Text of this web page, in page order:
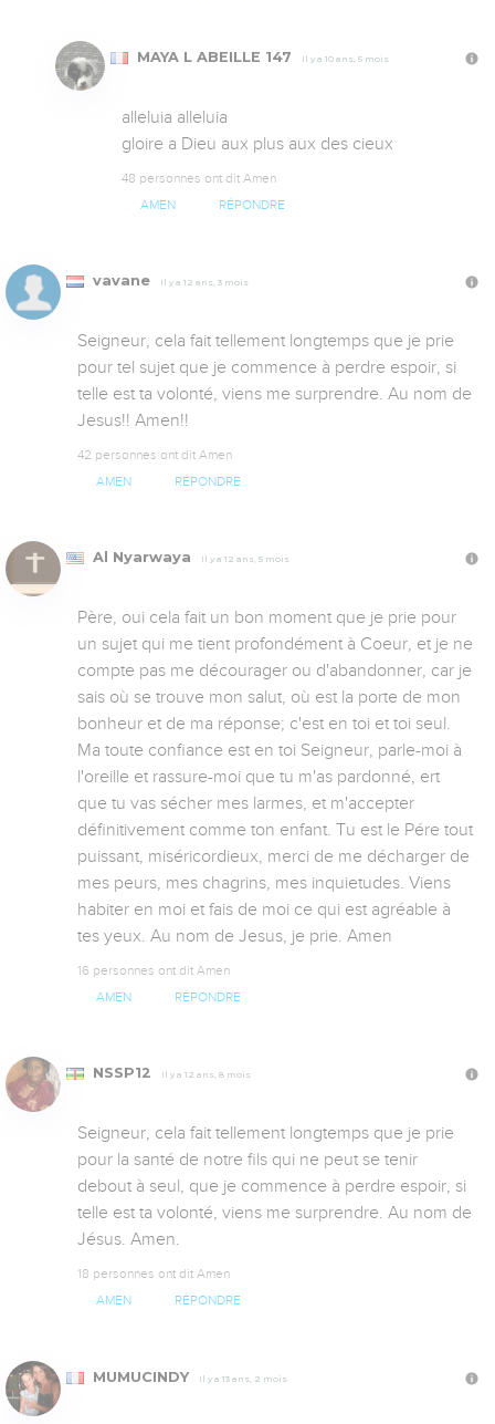
MAYA L ABEILLE 147 Il y a 10 ans, 5 mois
alleluia alleluia
gloire a Dieu aux plus aux des cieux
48 personnes ont dit Amen
AMEN RÉPONDRE
vavane Il y a 12 ans, 3 mois
Seigneur, cela fait tellement longtemps que je prie
pour tel sujet que je commence à perdre espoir, si
telle est ta volonté, viens me surprendre. Au nom de
Jesus!! Amen!!
42 personnes ont dit Amen
AMEN RÉPONDRE
Al Nyarwaya Il y a 12 ans, 5 mois
Père, oui cela fait un bon moment que je prie pour
un sujet qui me tient profondément à Coeur, et je ne
compte pas me décourager ou d'abandonner, car je
sais où se trouve mon salut, où est la porte de mon
bonheur et de ma réponse; c'est en toi et toi seul.
Ma toute confiance est en toi Seigneur, parle-moi à
l'oreille et rassure-moi que tu m'as pardonné, ert
que tu vas sécher mes larmes, et m'accepter
définitivement comme ton enfant. Tu est le Pére tout
puissant, miséricordieux, merci de me décharger de
mes peurs, mes chagrins, mes inquietudes. Viens
habiter en moi et fais de moi ce qui est agréable à
tes yeux. Au nom de Jesus, je prie. Amen
16 personnes ont dit Amen
AMEN RÉPONDRE
NSSP12 Il y a 12 ans, 8 mois
Seigneur, cela fait tellement longtemps que je prie
pour la santé de notre fils qui ne peut se tenir
debout à seul, que je commence à perdre espoir, si
telle est ta volonté, viens me surprendre. Au nom de
Jésus. Amen.
18 personnes ont dit Amen
AMEN RÉPONDRE
MUMUCINDY Il y a 13 ans, 2 mois